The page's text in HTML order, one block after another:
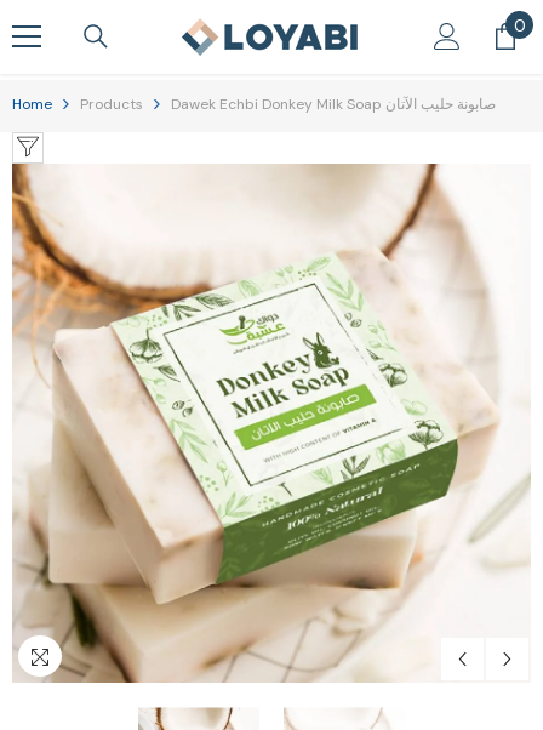
Skip To Content 00
Home Products Dawek Echbi Donkey Milk Soap صابونة حليب الآتان